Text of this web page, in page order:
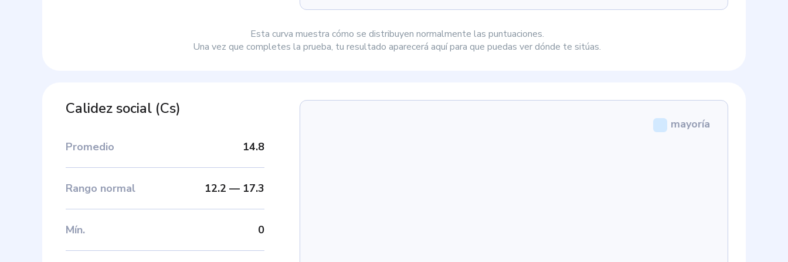
Esta curva muestra cómo se distribuyen normalmente las puntuaciones.
Una vez que completes la prueba, tu resultado aparecerá aquí para que puedas ver dónde te sitúas.
Calidez social (Cs)
Promedio 14.8
Rango normal 12.2 — 17.3
Mín. 0
mayoría